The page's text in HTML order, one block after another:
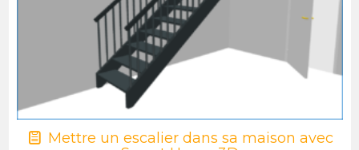
Mettre un escalier dans sa maison avec